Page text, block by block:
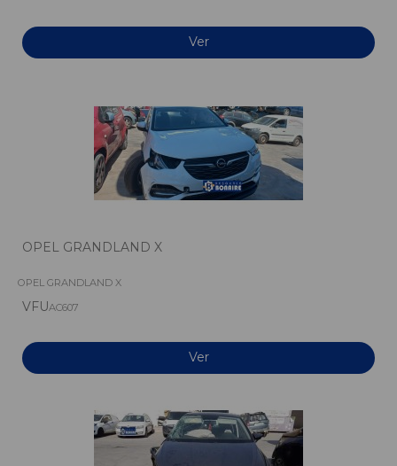
Ver
OPEL GRANDLAND X
OPEL GRANDLAND X
VFUAC607
Ver